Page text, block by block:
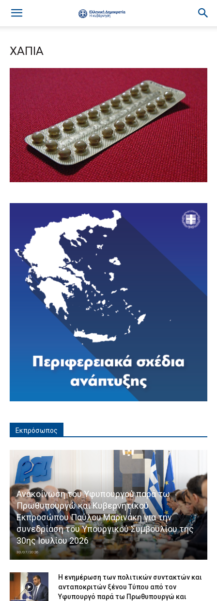
ΧΑΠΙΑ
Εκπρόσωπος
Ανακοίνωση του Υφυπουργού παρά τω
Πρωθυπουργώ και Κυβερνητικού
Εκπροσώπου Παύλου Μαρινάκη για την
συνεδρίαση του Υπουργικού Συμβουλίου της
30ης Ιουλίου 2026
30/07/2026
Η ενημέρωση των πολιτικών συντακτών και
ανταποκριτών ξένου Τύπου από τον
Υφυπουργό παρά τω Πρωθυπουργώ και